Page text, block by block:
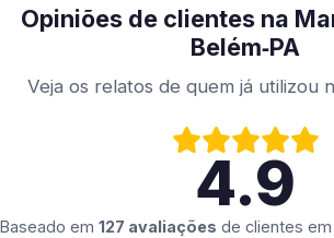
Opiniões de clientes na
Belém‑PA
Veja os relatos de quem já utilizou
4.9
Baseado em 127 avaliações de clientes em